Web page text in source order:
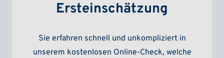
Ersteinschätzung
Sie erfahren schnell und unkompliziert in
unserem kostenlosen Online-Check, welche